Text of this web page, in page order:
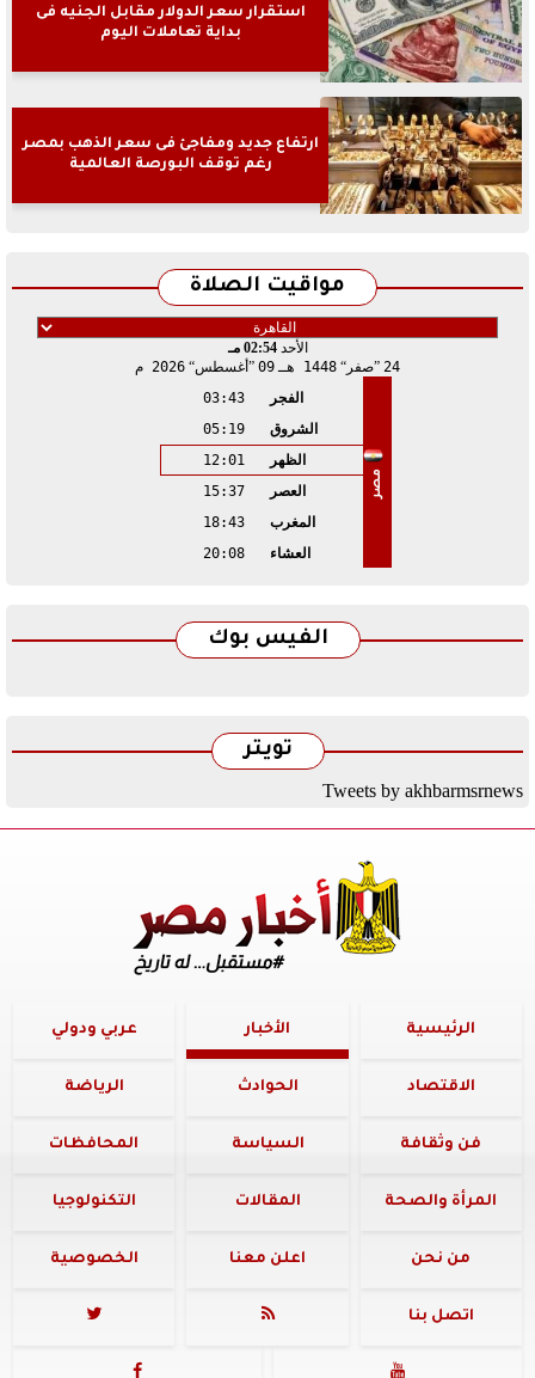
استقرار سعر الدولار مقابل الجنيه فى
بداية تعاملات اليوم
ارتفاع جديد ومفاجئ فى سعر الذهب بمصر
رغم توقف البورصة العالمية
مواقيت الصلاة
الأحد02:54 مـ
24 صفر 1448 هـ 09 أغسطس 2026 م
مصر
الفجر
03:43
الشروق
05:19
الظهر
12:01
العصر
15:37
المغرب
18:43
العشاء
20:08
الفيس بوك
تويتر
Tweets by akhbarmsrnews
الرئيسية الأخبار عربي ودولي
الاقتصاد الحوادث الرياضة
فن وثقافة السياسة المحافظات
المرأة والصحة المقالات التكنولوجيا
من نحن اعلن معنا الخصوصية
اتصل بنا 


